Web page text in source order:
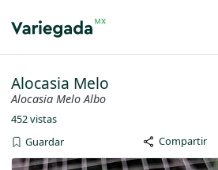
Alocasia Melo
Alocasia Melo Albo
452 vistas
Guardar
Compartir